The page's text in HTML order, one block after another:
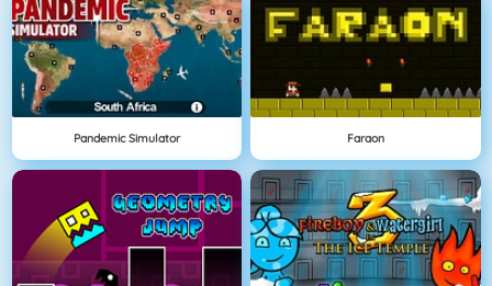
Pandemic Simulator Faraon